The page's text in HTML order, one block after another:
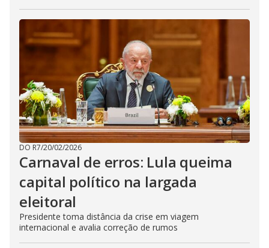
DO R7/20/02/2026
Carnaval de erros: Lula queima
capital político na largada
eleitoral
Presidente toma distância da crise em viagem
internacional e avalia correção de rumos